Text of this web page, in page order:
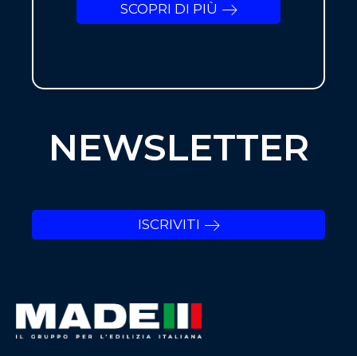
SCOPRI DI PIÙ
NEWSLETTER
ISCRIVITI